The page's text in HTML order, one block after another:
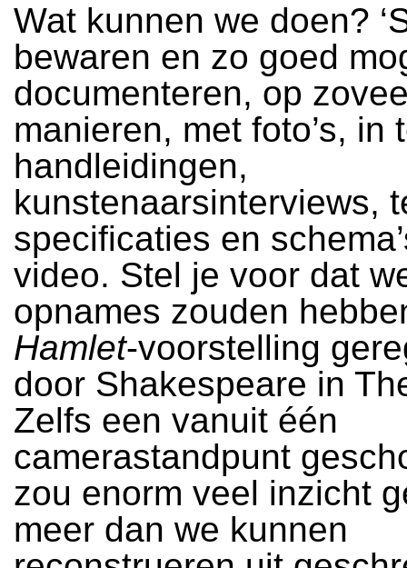
Wat kunnen we doen?
bewaren en zo goed
documenteren, op
manieren, met foto’s, in
handleidingen,
kunstenaarsinterviews,
specificaties en
video. Stel je voor dat
opnames zouden
Hamlet-voorstelling
door Shakespeare in
Zelfs een vanuit één
camerastandpunt
zou enorm veel inzicht
meer dan we kunnen